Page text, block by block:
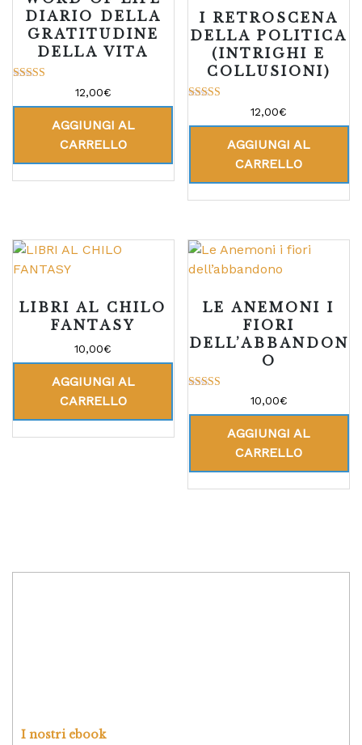
DIARIO DELLA
GRATITUDINE
DELLA VITA
su 5
12,00€
AGGIUNGI AL
CARRELLO
I RETROSCENA
DELLA POLITICA
(INTRIGHI E
COLLUSIONI)
su 5
12,00€
AGGIUNGI AL
CARRELLO
LIBRI AL CHILO
FANTASY
10,00€
AGGIUNGI AL
CARRELLO
LE ANEMONI I
FIORI
DELL’ABBANDON
O
su 5
10,00€
AGGIUNGI AL
CARRELLO
I nostri ebook